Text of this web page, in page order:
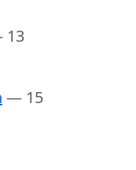
— 15